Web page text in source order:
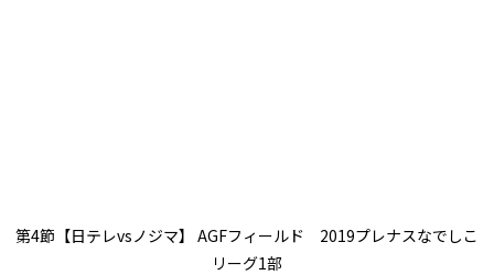
第4節【日テレvsノジマ】 AGFフィールド 2019プレナスなでしこ
リーグ1部